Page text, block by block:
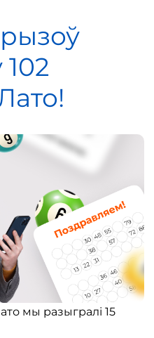
мы разыгралі 15